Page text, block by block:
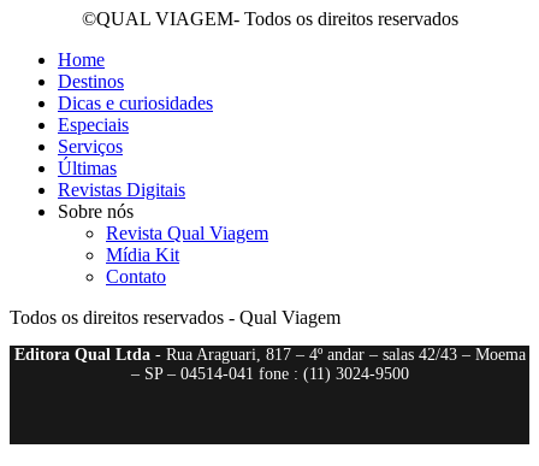
©QUAL VIAGEM- Todos os direitos reservados
Home
Destinos
Dicas e curiosidades
Especiais
Serviços
Últimas
Revistas Digitais
Sobre nós
Revista Qual Viagem
Mídia Kit
Contato
Todos os direitos reservados - Qual Viagem
Editora Qual Ltda- Rua Araguari, 817 – 4º andar – salas 42/43 – Moema
– SP – 04514-041 fone : (11) 3024-9500